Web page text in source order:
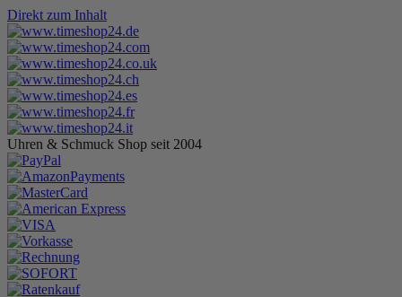
Direkt zum Inhalt
Uhren & Schmuck Shop seit 2004